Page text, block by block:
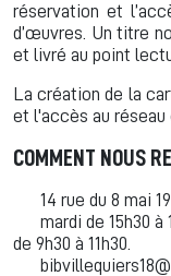
réservation et
d’œuvres. Un titre
et livré au point
La création de la
et l'accès au réseau
COMMENT NOUS
14 rue du 8 mai
mardi de 15h30
de 9h30 à 11h30.